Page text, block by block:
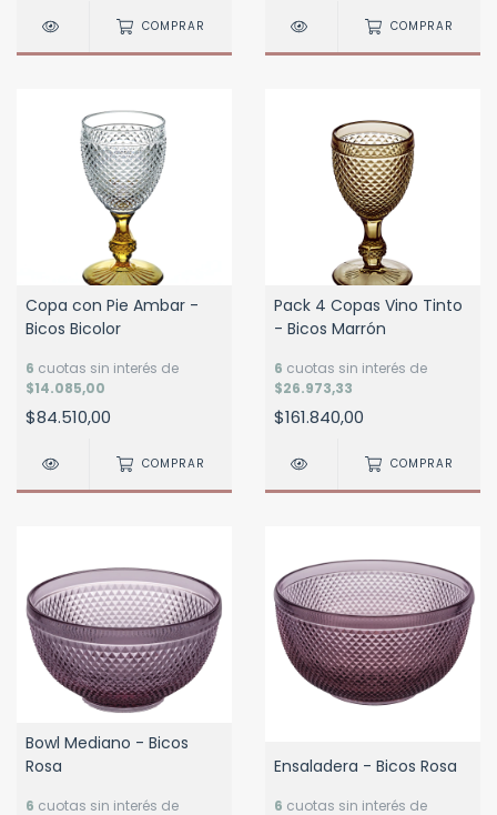
COMPRAR COMPRAR
Copa con Pie Ambar -
Bicos Bicolor
6 cuotas sin interés de
$14.085,00
$84.510,00
COMPRAR
Pack 4 Copas Vino Tinto
- Bicos Marrón
6 cuotas sin interés de
$26.973,33
$161.840,00
COMPRAR
Bowl Mediano - Bicos
Rosa
6 cuotas sin interés de
Ensaladera - Bicos Rosa
6 cuotas sin interés de